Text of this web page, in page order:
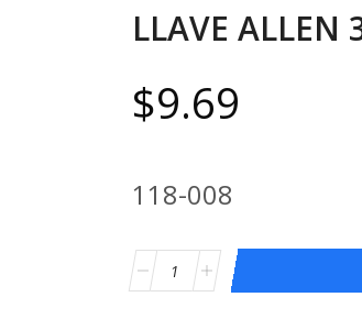
LLAVE ALLEN
$9.69
118-008